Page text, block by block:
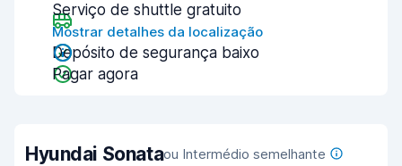
Serviço de shuttle gratuito
Mostrar detalhes da localização
Depósito de segurança baixo
Pagar agora
Hyundai Sonataou Intermédio semelhante